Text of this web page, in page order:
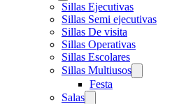
Sillas Ejecutivas
Sillas Semi ejecutivas
Sillas De visita
Sillas Operativas
Sillas Escolares
Sillas Multiusos
Festa
Salas